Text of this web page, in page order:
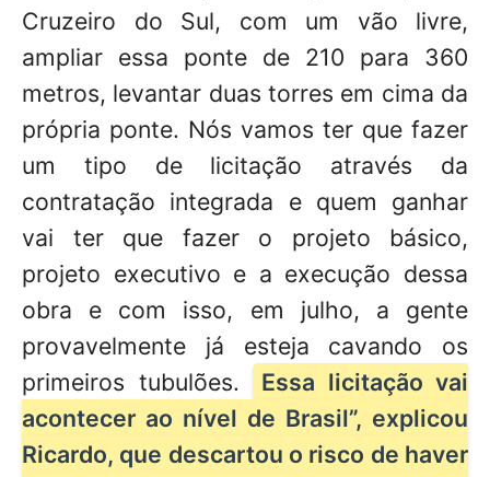
Cruzeiro do Sul, com um vão livre,
ampliar essa ponte de 210 para 360
metros, levantar duas torres em cima da
própria ponte. Nós vamos ter que fazer
um tipo de licitação através da
contratação integrada e quem ganhar
vai ter que fazer o projeto básico,
projeto executivo e a execução dessa
obra e com isso, em julho, a gente
provavelmente já esteja cavando os
primeiros tubulões.
Essa licitação vai
acontecer ao nível de Brasil”, explicou
Ricardo, que descartou o risco de haver